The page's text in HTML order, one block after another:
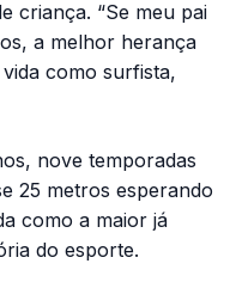
criança. “Se meu pai
a melhor herança
como surfista,
nove temporadas
25 metros esperando
como a maior já
do esporte.